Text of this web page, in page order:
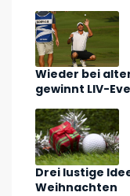
Wieder bei
gewinnt LIV-
Drei lustige
Weihnachten